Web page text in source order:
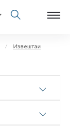
Open
Open
Извештаи